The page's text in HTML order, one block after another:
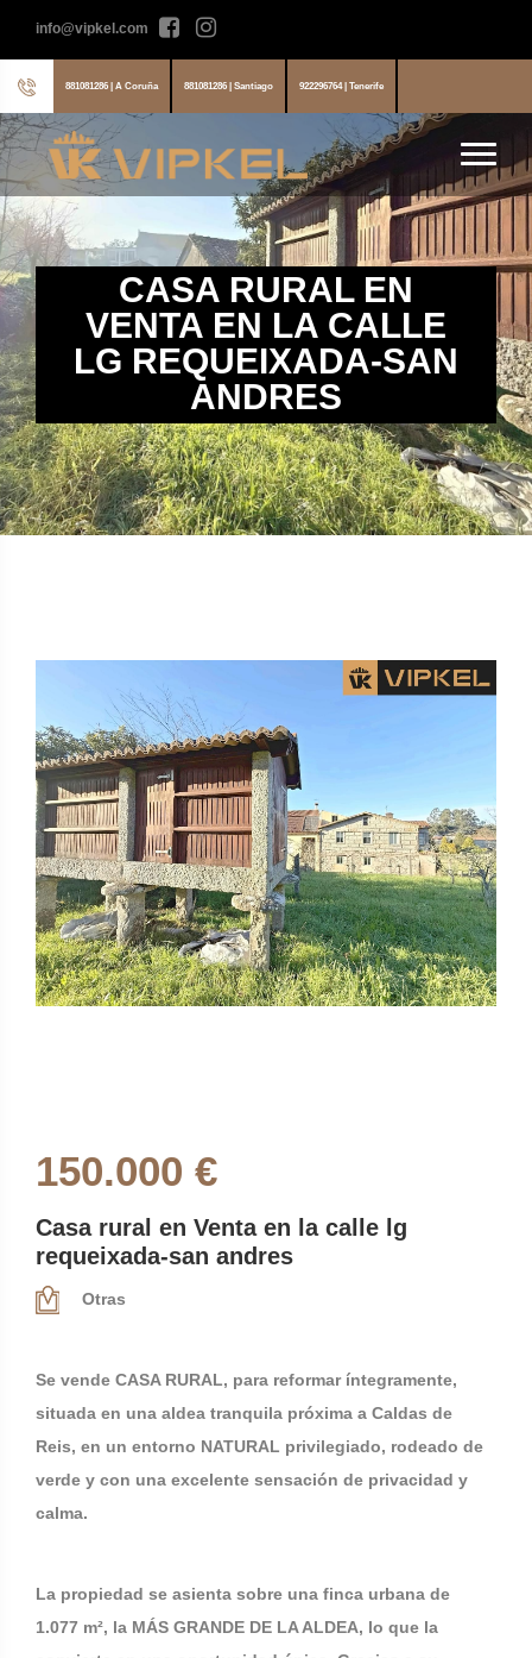
info@vipkel.com
881081286 | A Coruña 881081286 | Santiago 922296764 | Tenerife
CASA RURAL EN
VENTA EN LA CALLE
LG REQUEIXADA-SAN
ANDRES
150.000 €
Casa rural en Venta en la calle lg
requeixada-san andres
Otras
Se vende CASA RURAL, para reformar íntegramente,
situada en una aldea tranquila próxima a Caldas de
Reis, en un entorno NATURAL privilegiado, rodeado de
verde y con una excelente sensación de privacidad y
calma.
La propiedad se asienta sobre una finca urbana de
1.077 m², la MÁS GRANDE DE LA ALDEA, lo que la